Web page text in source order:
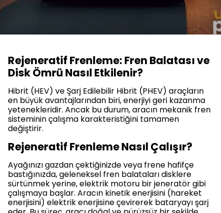
Rejeneratif Frenleme: Fren Balatası ve
Disk Ömrü Nasıl Etkilenir?
Hibrit (HEV) ve Şarj Edilebilir Hibrit (PHEV) araçların
en büyük avantajlarından biri, enerjiyi geri kazanma
yetenekleridir. Ancak bu durum, aracın mekanik fren
sisteminin çalışma karakteristiğini tamamen
değiştirir.
Rejeneratif Frenleme Nasıl Çalışır?
Ayağınızı gazdan çektiğinizde veya frene hafifçe
bastığınızda, geleneksel fren balataları disklere
sürtünmek yerine, elektrik motoru bir jeneratör gibi
çalışmaya başlar. Aracın kinetik enerjisini (hareket
enerjisini) elektrik enerjisine çevirerek bataryayı şarj